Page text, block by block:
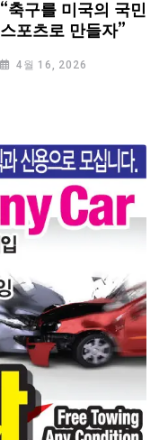
“축구를 미국의 국민
스포츠로 만들자”
4월 16, 2026